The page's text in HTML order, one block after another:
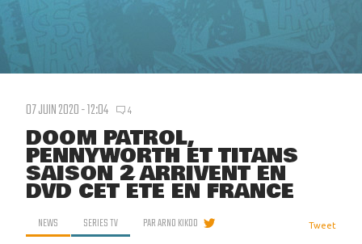
07 JUIN 2020 - 12:04 4
DOOM PATROL,
PENNYWORTH ET TITANS
SAISON 2 ARRIVENT EN
DVD CET ÉTÉ EN FRANCE
NEWS SERIES TV PARARNO KIKOO Tweet